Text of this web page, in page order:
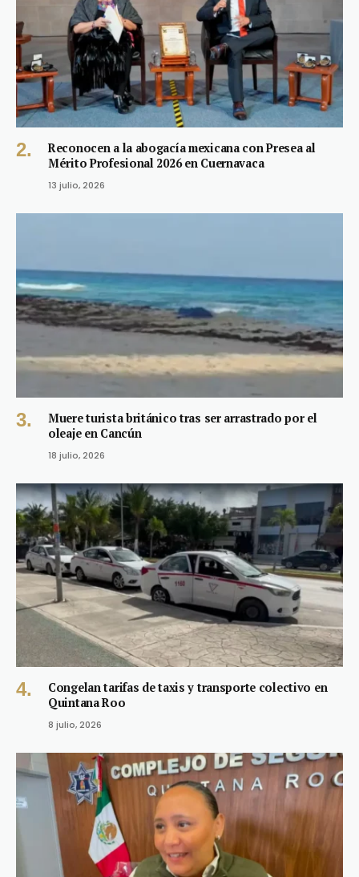
Reconocen a la abogacía mexicana con Presea al
Mérito Profesional 2026 en Cuernavaca
13 julio, 2026
Muere turista británico tras ser arrastrado por el
oleaje en Cancún
18 julio, 2026
Congelan tarifas de taxis y transporte colectivo en
Quintana Roo
8 julio, 2026